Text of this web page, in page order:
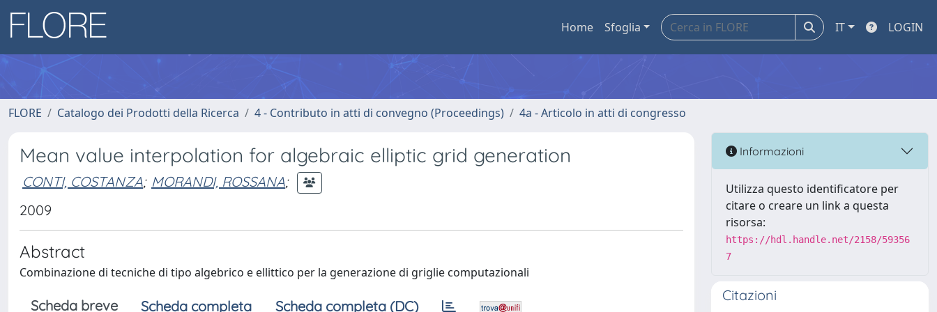
Home Sfoglia IT LOGIN
FLORE Catalogo dei Prodotti della Ricerca 4 - Contributo in atti di convegno (Proceedings) 4a - Articolo in atti di congresso
Mean value interpolation for algebraic elliptic grid generation
CONTI, COSTANZA; MORANDI, ROSSANA;
2009
Abstract
Combinazione di tecniche di tipo algebrico e ellittico per la generazione di griglie computazionali
Scheda breve Scheda completa Scheda completa (DC)
Informazioni
Utilizza questo identificatore per
citare o creare un link a questa
risorsa:
https://hdl.handle.net/2158/59356
7
Citazioni